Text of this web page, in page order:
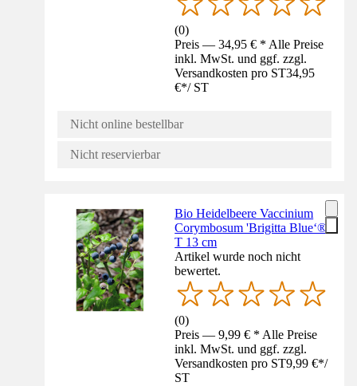
(0)
Preis — 34,95 € * Alle Preise
inkl. MwSt. und ggf. zzgl.
Versandkosten pro ST34,95
€*/ ST
Nicht online bestellbar
Nicht reservierbar
Bio Heidelbeere Vaccinium
Corymbosum 'Brigitta Blue‘®
T 13 cm
Artikel wurde noch nicht
bewertet.
(0)
Preis — 9,99 € * Alle Preise
inkl. MwSt. und ggf. zzgl.
Versandkosten pro ST9,99 €*/
ST